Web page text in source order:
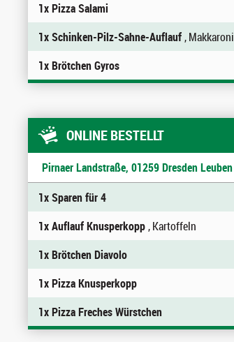
1x Pizza Salami
1x Schinken-Pilz-Sahne-Auflauf, Makkaroni
1x Brötchen Gyros
ONLINE BESTELLT
Pirnaer Landstraße, 01259 Dresden Leuben
1x Sparen für 4
1x Auflauf Knusperkopp, Kartoffeln
1x Brötchen Diavolo
1x Pizza Knusperkopp
1x Pizza Freches Würstchen